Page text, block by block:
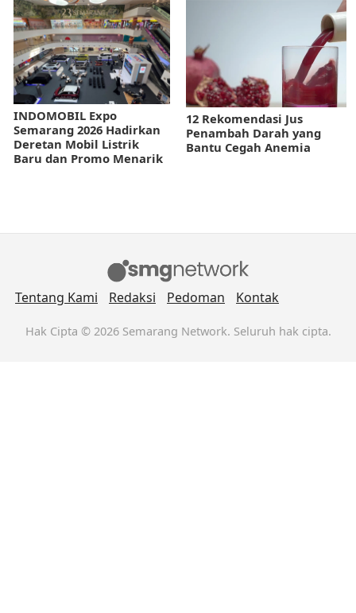
INDOMOBIL Expo
Semarang 2026 Hadirkan
Deretan Mobil Listrik
Baru dan Promo Menarik
12 Rekomendasi Jus
Penambah Darah yang
Bantu Cegah Anemia
Tentang Kami Redaksi Pedoman Kontak
Hak Cipta © 2026 Semarang Network. Seluruh hak cipta.